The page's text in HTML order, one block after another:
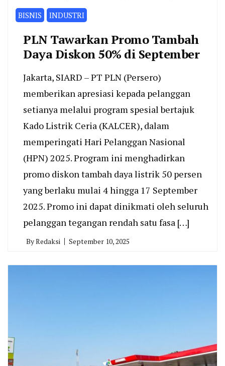
BISNIS INDUSTRI
PLN Tawarkan Promo Tambah
Daya Diskon 50% di September
Jakarta, SIARD – PT PLN (Persero)
memberikan apresiasi kepada pelanggan
setianya melalui program spesial bertajuk
Kado Listrik Ceria (KALCER), dalam
memperingati Hari Pelanggan Nasional
(HPN) 2025. Program ini menghadirkan
promo diskon tambah daya listrik 50 persen
yang berlaku mulai 4 hingga 17 September
2025. Promo ini dapat dinikmati oleh seluruh
pelanggan tegangan rendah satu fasa […]
ByRedaksi September 10, 2025